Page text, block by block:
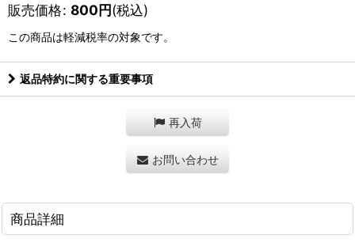
販売価格: 800円(税込)
この商品は軽減税率の対象です。
返品特約に関する重要事項
再入荷
お問い合わせ
商品詳細